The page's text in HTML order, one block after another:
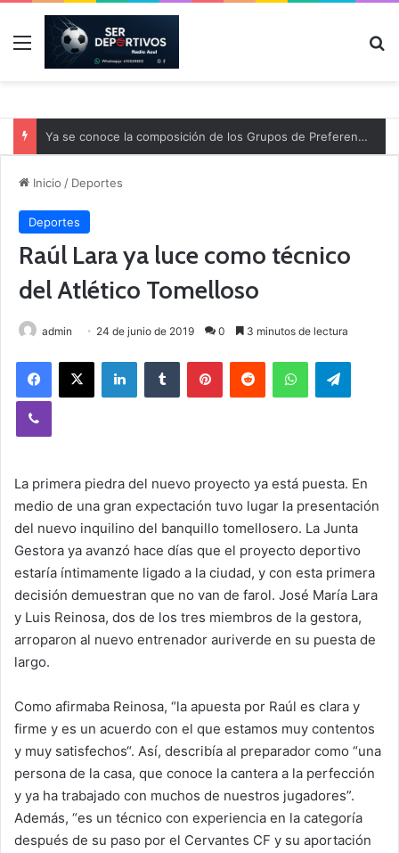
Menú
Ya se conoce la composición de los Grupos de Preferente y el calendario
Inicio / Deportes
Deportes
Raúl Lara ya luce como técnico
del Atlético Tomelloso
admin 24 de junio de 2019 0 3 minutos de lectura
La primera piedra del nuevo proyecto ya está puesta. En
medio de una gran expectación tuvo lugar la presentación
del nuevo inquilino del banquillo tomellosero. La Junta
Gestora ya avanzó hace días que el proyecto deportivo
estaría íntimamente ligado a la ciudad, y con esta primera
decisión demuestran que no van de farol. José María Lara
y Luis Reinosa, dos de los tres miembros de la gestora,
arroparon al nuevo entrenador auriverde en su puesta de
largo.
Como afirmaba Reinosa, “la apuesta por Raúl es clara y
firme y es un acuerdo con el que estamos muy contentos
y muy satisfechos“. Así, describía al preparador como “una
persona de la casa, que conoce la cantera a la perfección
y ya ha trabajado con muchos de nuestros jugadores”.
Además, “es un técnico con experiencia en la categoría
después de su paso por el Cervantes CF y su aportación